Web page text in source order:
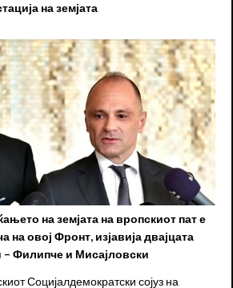
на земјата
на земјата на вропскиот пат е
на овој Фронт, изјавија двајцата
– Филипче и Мисајловски
Социјалдемократски сојуз на